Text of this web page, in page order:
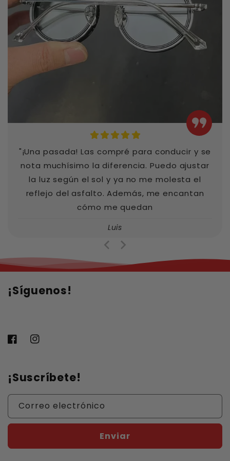
"¡Una pasada! Las compré para conducir y se
nota muchísimo la diferencia. Puedo ajustar
la luz según el sol y ya no me molesta el
reflejo del asfalto. Además, me encantan
cómo me quedan
Luis
¡Síguenos!
FacebookInstagram
¡Suscríbete!
Correo electrónico
Enviar